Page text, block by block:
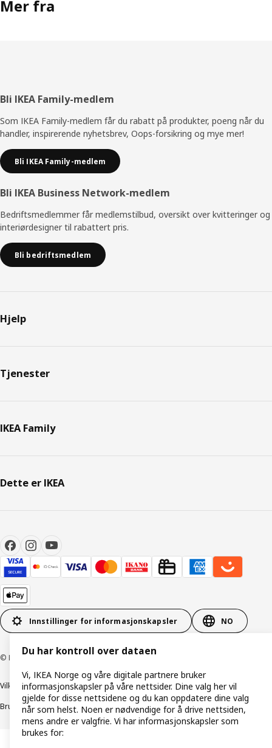
Mer fra
Bunntekst
Bli IKEA Family-medlem
Som IKEA Family-medlem får du rabatt på produkter, poeng når du
handler, inspirerende nyhetsbrev, Oops-forsikring og mye mer!
Bli IKEA Family-medlem
Bli IKEA Business Network-medlem
Bedriftsmedlemmer får medlemstilbud, oversikt over kvitteringer og
interiørdesigner til rabattert pris.
Bli bedriftsmedlem
Hjelp
Tjenester
IKEA Family
Dette er IKEA
Innstillinger for informasjonskapsler NO
© Inter IKEA Systems B.V. 1999–2026
Vilkår og betingelserRetningslinjer for personvern
Bruk av informasjonskapsler (Cookies)Retningslinjer for ansvarlig avsløring
Du har kontroll over dataen
Vi, IKEA Norge og våre digitale partnere bruker
informasjonskapsler på våre nettsider. Dine valg her vil
gjelde for disse nettsidene og du kan oppdatere dine valg
når som helst. Noen er nødvendige for å drive nettsiden,
mens andre er valgfrie. Vi har informasjonskapsler som
brukes for: